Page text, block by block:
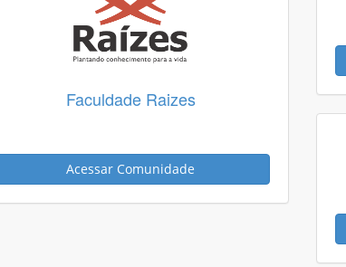
Faculdade Raizes
Acessar Comunidade